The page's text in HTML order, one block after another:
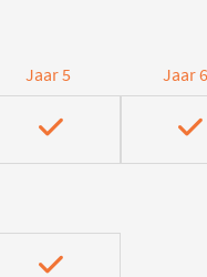
Jaar 5 Jaar 6